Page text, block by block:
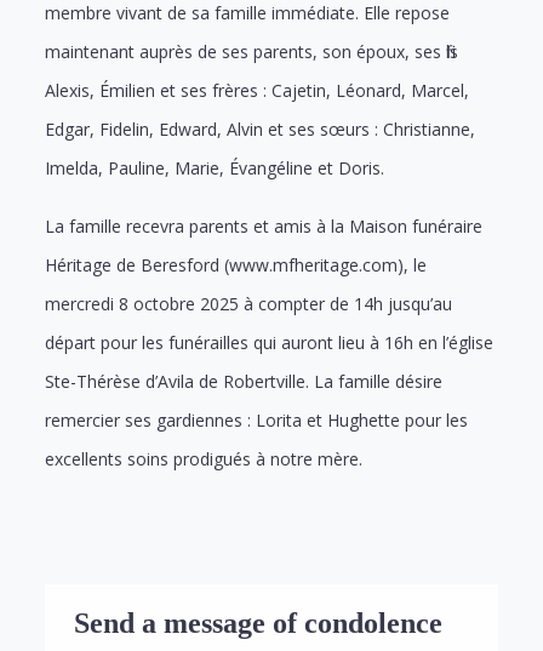
membre vivant de sa famille immédiate. Elle repose
maintenant auprès de ses parents, son époux, ses fils
Alexis, Émilien et ses frères : Cajetin, Léonard, Marcel,
Edgar, Fidelin, Edward, Alvin et ses sœurs : Christianne,
Imelda, Pauline, Marie, Évangéline et Doris.
La famille recevra parents et amis à la Maison funéraire
Héritage de Beresford (www.mfheritage.com), le
mercredi 8 octobre 2025 à compter de 14h jusqu’au
départ pour les funérailles qui auront lieu à 16h en l’église
Ste-Thérèse d’Avila de Robertville. La famille désire
remercier ses gardiennes : Lorita et Hughette pour les
excellents soins prodigués à notre mère.
Send a message of condolence